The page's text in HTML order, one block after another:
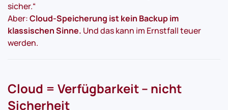
sicher.“
Aber:Cloud-Speicherung ist kein Backup im
klassischen Sinne. Und das kann im Ernstfall teuer
werden.
Cloud = Verfügbarkeit – nicht
Sicherheit